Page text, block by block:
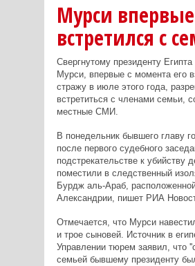
Мурси впервые
встретился с
Свергнутому президенту
Мурси, впервые с момента его
стражу в июле этого года,
встретиться с членами семьи,
местные СМИ.
В понедельник бывшего главу
после первого судебного
подстрекательстве к убийству
поместили в следственный
Бурдж аль-Араб,
Александрии, пишет РИА
Отмечается, что Мурси
и трое сыновей. Источник в
Управлении тюрем заявил, что
семьей бывшему президенту